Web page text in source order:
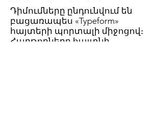
Դիմումները ընդունվում են
բացառապես «Typeform»
հայտերի պորտալի միջոցով։
Հաղթողները հայտնի